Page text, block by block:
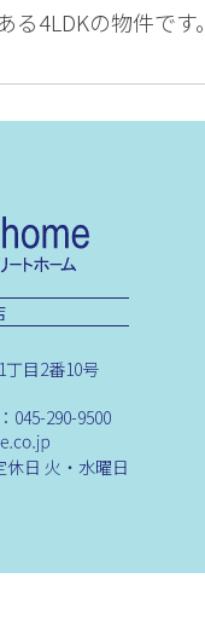
4LDKの物件です。
目2番10号
045-290-9500
休日 火・水曜日